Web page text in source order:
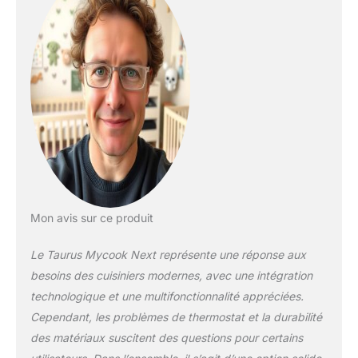
fonctions spécifiques
telles que : fonction
Yaourtière, fonction
Pulse, Auto-
nettoyage, fonction
papillon, fonction
Garder au chaud et la
fonction DIY, un
bouton
supplémentaire pour
cuisine avec livre de
recettes de 200
recettes avec
entrées, premières,
desserts. Réalisez
Mon avis sur ce produit
Le Taurus Mycook Next représente une réponse aux
besoins des cuisiniers modernes, avec une intégration
technologique et une multifonctionnalité appréciées.
Cependant, les problèmes de thermostat et la durabilité
des matériaux suscitent des questions pour certains